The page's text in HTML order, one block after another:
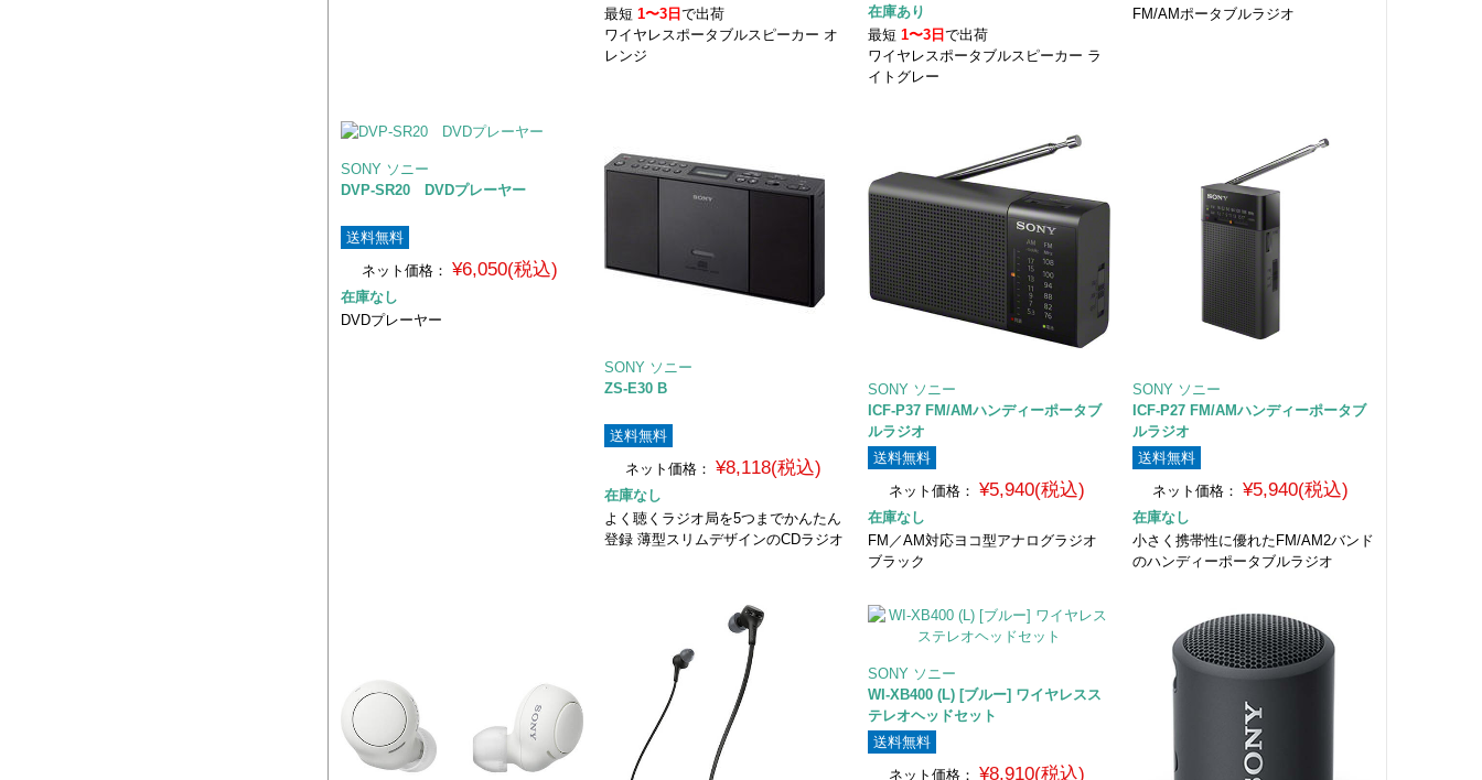
最短1〜3日で出荷
ワイヤレスポータブルスピーカー オ
レンジ
在庫あり
最短1〜3日で出荷
ワイヤレスポータブルスピーカー ラ
イトグレー
FM/AMポータブルラジオ
SONY ソニー
DVP-SR20 DVDプレーヤー
送料無料
ネット価格： ¥6,050(税込)
在庫なし
DVDプレーヤー
SONY ソニー
ZS-E30 B
送料無料
ネット価格： ¥8,118(税込)
在庫なし
よく聴くラジオ局を5つまでかんたん
登録 薄型スリムデザインのCDラジオ
SONY ソニー
ICF-P37 FM/AMハンディーポータブ
ルラジオ
送料無料
ネット価格：
¥5,940(税込)
在庫なし
FM／AM対応ヨコ型アナログラジオ
ブラック
SONY ソニー
ICF-P27 FM/AMハンディーポータブ
ルラジオ
送料無料
ネット価格：
¥5,940(税込)
在庫なし
小さく携帯性に優れたFM/AM2バンド
のハンディーポータブルラジオ
SONY ソニー
WI-XB400 (L) [ブルー] ワイヤレスス
テレオヘッドセット
送料無料
ネット価格：
¥8,910(税込)